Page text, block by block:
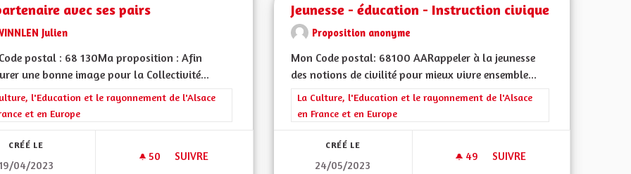
avec ses pairs
Julien
postal : 68 130Ma proposition : Afin
une bonne image pour la Collectivité...
les résultats de la catégorie : La Culture, l'Education et le rayonnement de l'Alsace en France et en Europe
l'Education et le rayonnement de l'Alsace
et en Europe
CRÉÉ LE
04/2023
50 50 ABONNÉS
SUIVRE
UN PARTENAIRE AVEC SES PAIRS
Jeunesse - éducation - Instruction civique
Proposition anonyme
Mon Code postal: 68100 AARappeler à la jeunesse
des notions de civilité pour mieux vivre ensemble...
Filtrer les résultats de la catégorie : La Culture, l'Education et le
La Culture, l'Education et le rayonnement de l'Alsace
en France et en Europe
CRÉÉ LE
24/05/2023
49 49 ABONNÉS
SUIVRE